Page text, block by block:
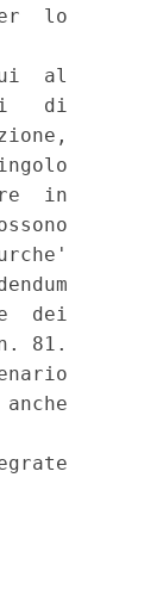
lo
al
di
in
dei
81.